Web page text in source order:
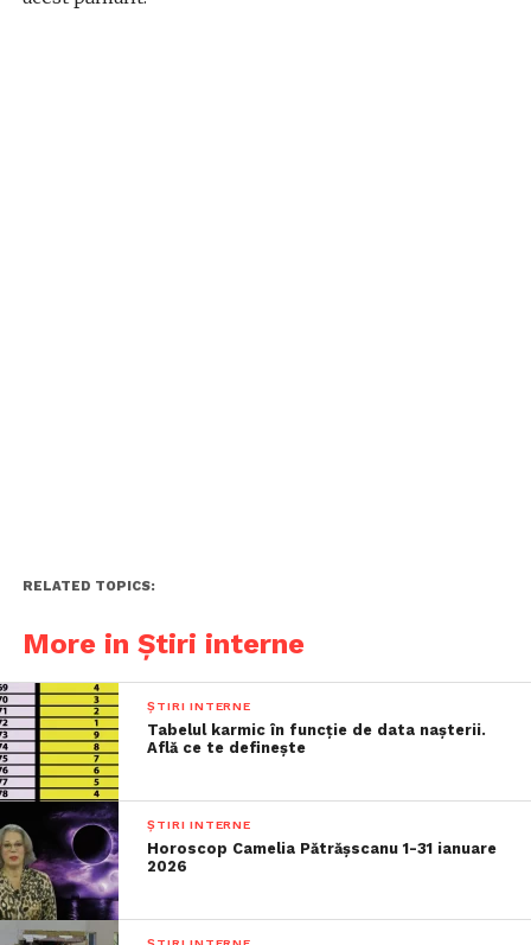
RELATED TOPICS:
More in Știri interne
ȘTIRI INTERNE
Tabelul karmic în funcție de data nașterii.
Află ce te definește
ȘTIRI INTERNE
Horoscop Camelia Pătrășscanu 1-31 ianuare
2026